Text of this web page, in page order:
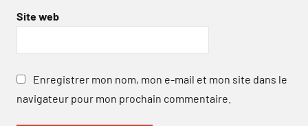
Site web
Enregistrer mon nom, mon e-mail et mon site dans le
navigateur pour mon prochain commentaire.